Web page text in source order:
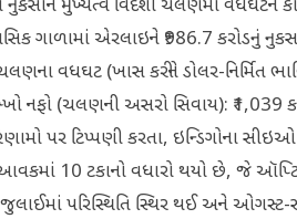
મુખ્યત્વે વિદેશી ચલણમાં વધઘટને
ગાળામાં એરલાઇને ₹986.7 કરોડનું
વધઘટ (ખાસ કરીને ડોલર-નિર્મિત
નફો (ચલણની અસરો સિવાય): ₹1,039
પર ટિપ્પણી કરતા, ઇન્ડિગોના
10 ટકાનો વધારો થયો છે, જે
પરિસ્થિતિ સ્થિર થઈ અને ઓગસ્ટ-